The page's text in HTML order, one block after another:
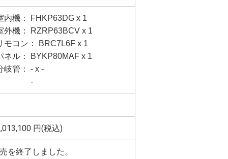
内機： FHKP63DG x 1
外機： RZRP63BCV x 1
モコン： BRC7L6F x 1
ネル： BYKP80MAF x 1
岐管： - x -
円(税込)
を終了しました。